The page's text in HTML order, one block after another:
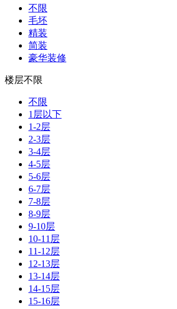
不限
毛坯
精装
简装
豪华装修
楼层不限
不限
1层以下
1-2层
2-3层
3-4层
4-5层
5-6层
6-7层
7-8层
8-9层
9-10层
10-11层
11-12层
12-13层
13-14层
14-15层
15-16层